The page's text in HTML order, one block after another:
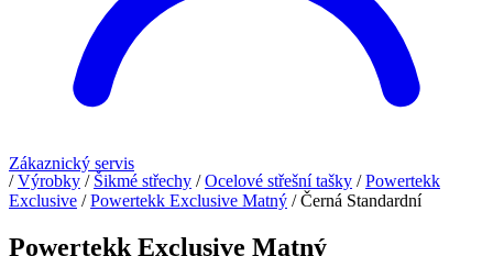
Zákaznický servis
/ Výrobky / Šikmé střechy / Ocelové střešní tašky / Powertekk
Exclusive / Powertekk Exclusive Matný / Černá Standardní
Powertekk Exclusive Matný